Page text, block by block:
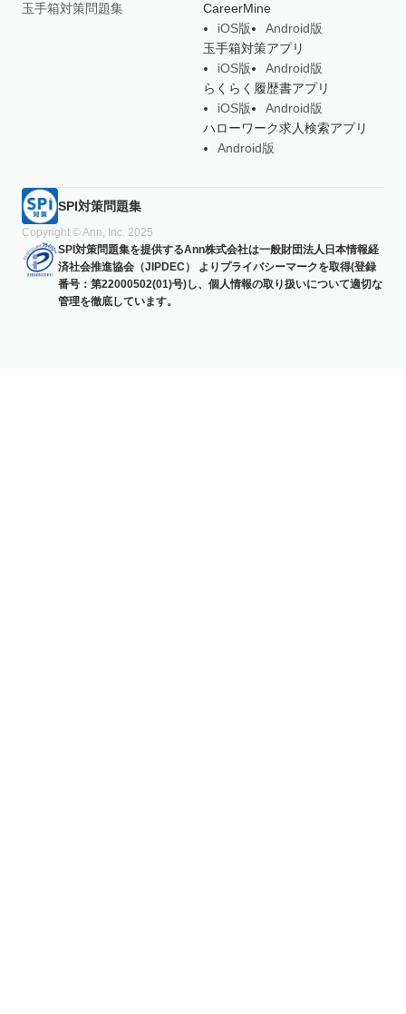
玉手箱対策問題集
CareerMine
iOS版
Android版
玉手箱対策アプリ
iOS版
Android版
らくらく履歴書アプリ
iOS版
Android版
ハローワーク求人検索アプリ
Android版
SPI対策問題集
Copyright © Ann, Inc. 2025
SPI対策問題集を提供するAnn株式会社は一般財団法人日本情報経
済社会推進協会（JIPDEC） よりプライバシーマークを取得(登録
番号：第22000502(01)号)し、個人情報の取り扱いについて適切な
管理を徹底しています。